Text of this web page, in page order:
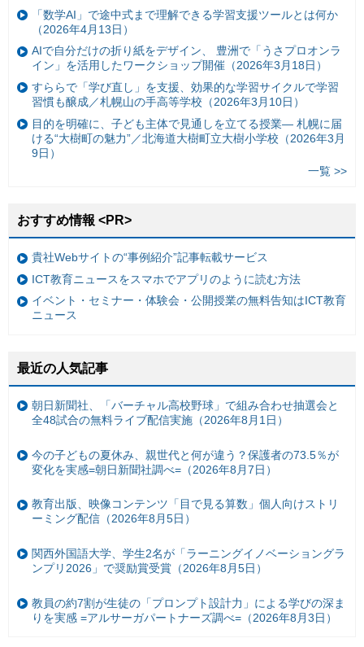
「数学AI」で途中式まで理解できる学習支援ツールとは何か
（2026年4月13日）
AIで自分だけの折り紙をデザイン、 豊洲で「うさプロオンラ
イン」を活用したワークショップ開催（2026年3月18日）
すららで「学び直し」を支援、効果的な学習サイクルで学習
習慣も醸成／札幌山の手高等学校（2026年3月10日）
目的を明確に、子ども主体で見通しを立てる授業— 札幌に届
ける“大樹町の魅力”／北海道大樹町立大樹小学校（2026年3月
9日）
一覧 >>
おすすめ情報 <PR>
貴社Webサイトの“事例紹介”記事転載サービス
ICT教育ニュースをスマホでアプリのように読む方法
イベント・セミナー・体験会・公開授業の無料告知はICT教育
ニュース
最近の人気記事
朝日新聞社、「バーチャル高校野球」で組み合わせ抽選会と
全48試合の無料ライブ配信実施（2026年8月1日）
今の子どもの夏休み、親世代と何が違う？保護者の73.5％が
変化を実感=朝日新聞社調べ=（2026年8月7日）
教育出版、映像コンテンツ「目で見る算数」個人向けストリ
ーミング配信（2026年8月5日）
関西外国語大学、学生2名が「ラーニングイノベーショングラ
ンプリ2026」で奨励賞受賞（2026年8月5日）
教員の約7割が生徒の「プロンプト設計力」による学びの深ま
りを実感 =アルサーガパートナーズ調べ=（2026年8月3日）